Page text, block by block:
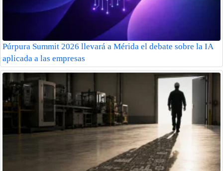
Púrpura Summit 2026 llevará a Mérida el debate sobre la IA
aplicada a las empresas